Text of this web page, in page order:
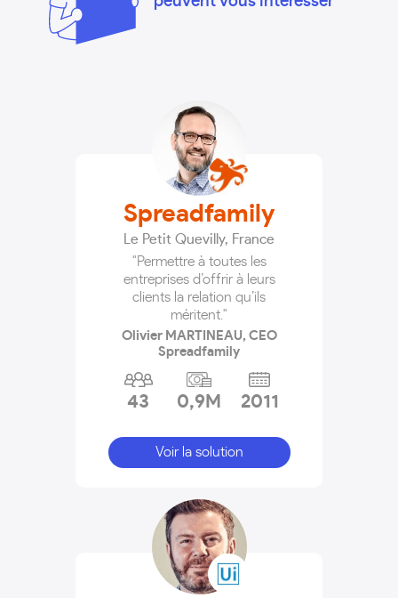
Spreadfamily
Le Petit Quevilly, France
"Permettre à toutes les
entreprises d’offrir à leurs
clients la relation qu’ils
méritent."
Olivier MARTINEAU, CEO
Spreadfamily
43 0,9M 2011
Voir la solution